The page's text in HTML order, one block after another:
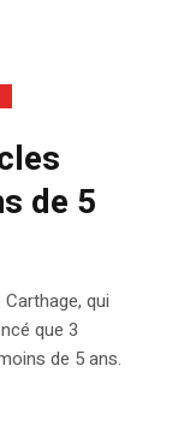
de 5
qui
que 3
de 5 ans.